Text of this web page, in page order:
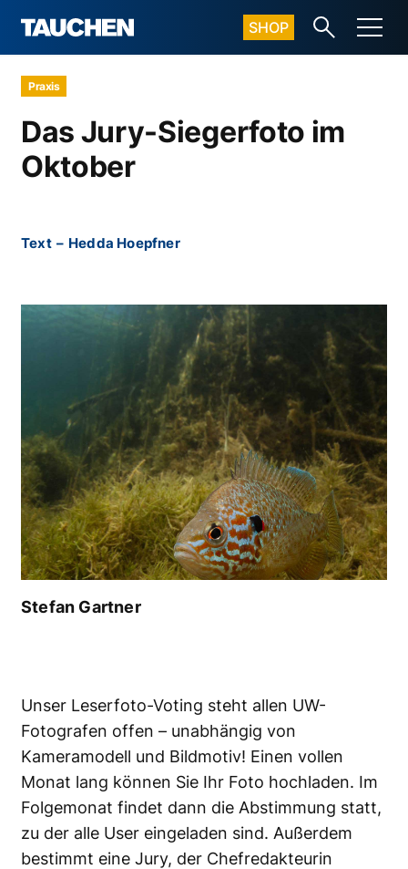
SHOP
Praxis
Das Jury-Siegerfoto im
Oktober
Text – Hedda Hoepfner
Stefan Gartner
Unser Leserfoto-Voting steht allen UW-
Fotografen offen – unabhängig von
Kameramodell und Bildmotiv! Einen vollen
Monat lang können Sie Ihr Foto hochladen. Im
Folgemonat findet dann die Abstimmung statt,
zu der alle User eingeladen sind. Außerdem
bestimmt eine Jury, der Chefredakteurin